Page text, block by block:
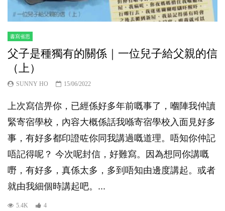
書寫省思
父子是種獨有的關係｜一位兒子給父親的信
（上）
SUNNY HO 15/06/2022
上次寫信畀你，已經係好多年前嘅事了，嗰陣我仲讀
緊寄宿學校，內容大概係話我喺寄宿學校入面見好多
事，有好多都印證咗你同我講過嘅道理。唔知你仲記
唔記得呢？ 今次呢封信，好難寫。因為想同你講嘅
嘢，有好多，真係太多，多到唔知由邊度講起。或者
就由我細個時講起吧。...
5.4K 4